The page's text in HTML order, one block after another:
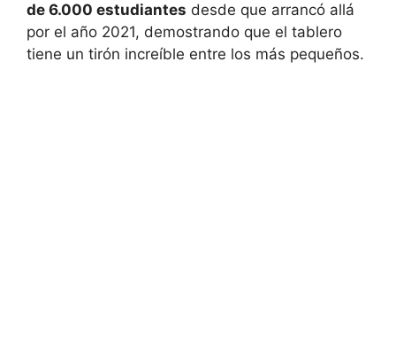
de 6.000 estudiantes desde que arrancó allá
por el año 2021, demostrando que el tablero
tiene un tirón increíble entre los más pequeños.